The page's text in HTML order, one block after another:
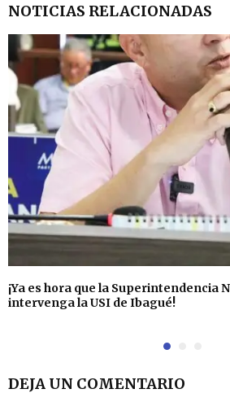
NOTICIAS RELACIONADAS
¡Ya es hora que la Superintendencia
intervenga la USI de Ibagué!
DEJA UN COMENTARIO